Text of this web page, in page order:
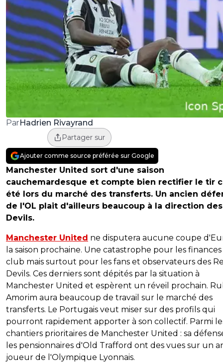
ParHadrien Rivayrand
Partager sur
Ajouter comme source préférée sur Google
Manchester United sort d'une saison
cauchemardesque et compte bien rectifier le tir
été lors du marché des transferts. Un ancien
de l'OL plait d'ailleurs beaucoup à la direction
Devils.
Manchester United ne disputera aucune coupe
la saison prochaine. Une catastrophe pour les
club mais surtout pour les fans et observateurs des
Devils. Ces derniers sont dépités par la situation à
Manchester United et espèrent un réveil prochain.
Amorim aura beaucoup de travail sur le marché des
transferts. Le Portugais veut miser sur des profils qui
pourront rapidement apporter à son collectif. Parmi
chantiers prioritaires de Manchester United : sa
les pensionnaires d'Old Trafford ont des vues sur un
joueur de l'Olympique Lyonnais.